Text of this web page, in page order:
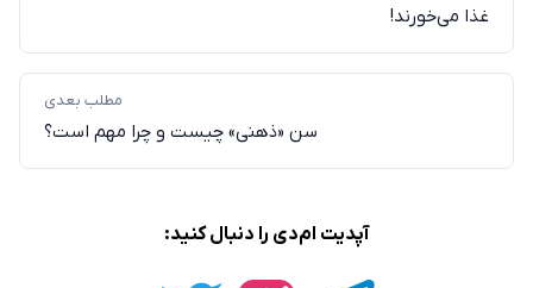
غذا می‌خورند!
مطلب بعدی
سن «ذهنی» چیست و چرا مهم است؟
آپدیت ام‌دی را دنبال کنید: